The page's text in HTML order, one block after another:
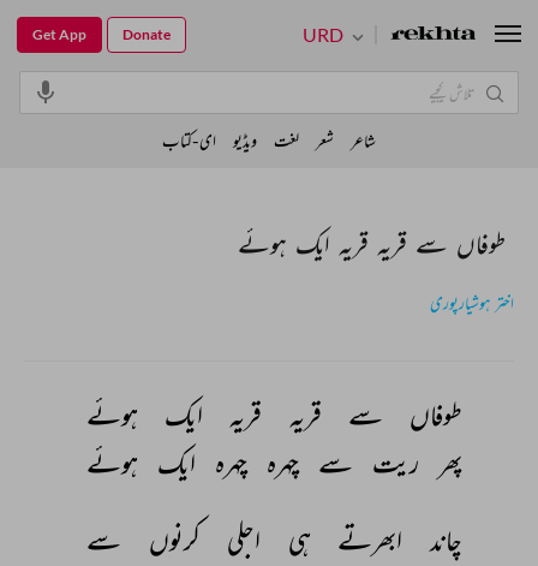
طوفاں سے قریہ قریہ ایک ہوئے
اختر ہوشیارپوری
طوفاں سے قریہ قریہ ایک
ہوئے
پھر
ریت سے چہرہ چہرہ ایک ہوئے
چاند
ابھرتے ہی اجلی کرنوں
سے
URD
Get App Donate
شاعر شعر لغت ویڈیو ای-کتاب